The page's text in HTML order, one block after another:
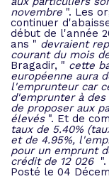
novembre ". Les
continuer
début de l'année
ans " devraient
courant du mois
Bragadir, " cette
européenne aura
l'emprunteur car
d'emprunter à
de proposer aux
élevés". Et de
taux de 5.40%
et de 4.95%,
pour un emprunt
crédit de 12 026  ".
Posté le 04